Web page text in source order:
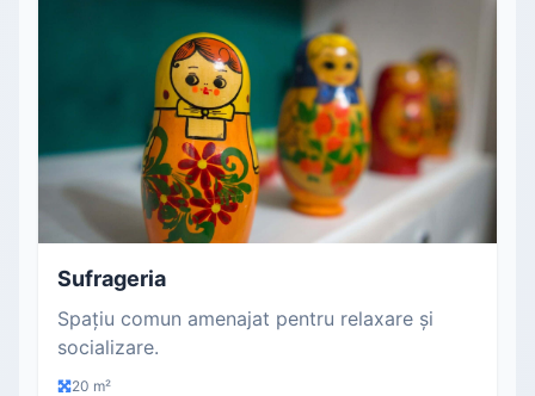
Sufrageria
Spațiu comun amenajat pentru relaxare și
socializare.
20 m²